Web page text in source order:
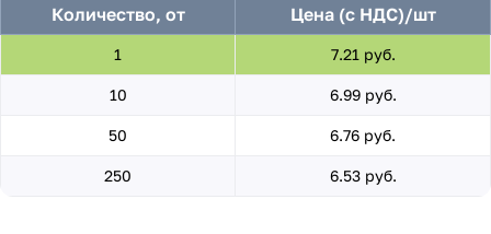
Количество, от
Цена (с НДС)/шт
1 7.21 руб.
10 6.99 руб.
50 6.76 руб.
250 6.53 руб.